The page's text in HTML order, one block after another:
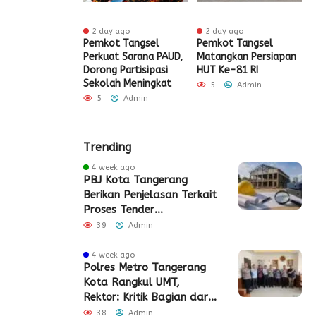
2 day ago
Pemkot Tangsel
Perkuat Sarana PAUD,
Dorong Partisipasi
Sekolah Meningkat
5 Admin
2 day ago
Pemkot Tangsel
Matangkan Persiapan
HUT Ke-81 RI
5 Admin
Trending
4 week ago
PBJ Kota Tangerang
Berikan Penjelasan Terkait
Proses Tender
Pembangunan Eks Pabrik
39 Admin
4 week ago
Polres Metro Tangerang
Kota Rangkul UMT,
Rektor: Kritik Bagian dari
Demokrasi
38 Admin